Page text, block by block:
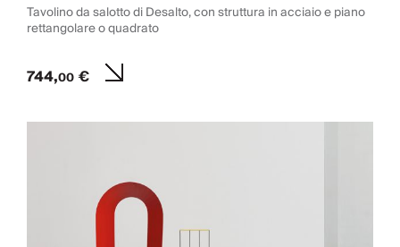
Tavolino da salotto di Desalto, con struttura in acciaio e piano
rettangolare o quadrato
744,00€